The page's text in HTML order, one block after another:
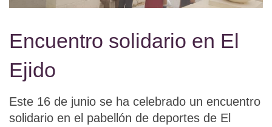
Encuentro solidario en El
Ejido
Este 16 de junio se ha celebrado un encuentro
solidario en el pabellón de deportes de El